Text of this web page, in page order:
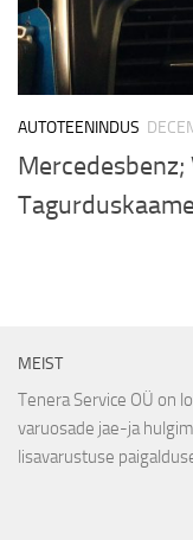
AUTOTEENINDUS
MEIST
Tenera Service OÜ on
varuosade jae-ja
lisavarustuse